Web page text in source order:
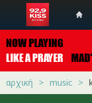
NOW PLAYING
LIKE A PRAYER
αρχική music